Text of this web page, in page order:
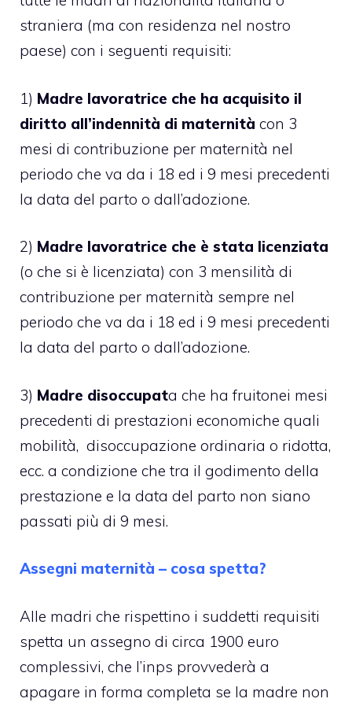
straniera (ma con residenza nel nostro
paese) con i seguenti requisiti:
1) Madre lavoratrice che ha acquisito il
diritto all’indennità di maternità con 3
mesi di contribuzione per maternità nel
periodo che va da i 18 ed i 9 mesi precedenti
la data del parto o dall’adozione.
2) Madre lavoratrice che è stata licenziata
(o che si è licenziata) con 3 mensilità di
contribuzione per maternità sempre nel
periodo che va da i 18 ed i 9 mesi precedenti
la data del parto o dall’adozione.
3) Madre disoccupata che ha fruitonei mesi
precedenti di prestazioni economiche quali
mobilità, disoccupazione ordinaria o ridotta,
ecc. a condizione che tra il godimento della
prestazione e la data del parto non siano
passati più di 9 mesi.
Assegni maternità – cosa spetta?
Alle madri che rispettino i suddetti requisiti
spetta un assegno di circa 1900 euro
complessivi, che l’inps provvederà a
apagare in forma completa se la madre non